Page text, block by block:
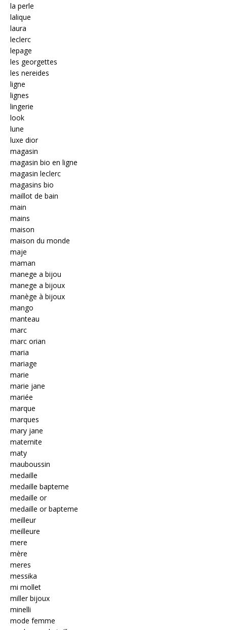
la perle
lalique
laura
leclerc
lepage
les georgettes
les nereides
ligne
lignes
lingerie
look
lune
luxe dior
magasin
magasin bio en ligne
magasin leclerc
magasins bio
maillot de bain
main
mains
maison
maison du monde
maje
maman
manege a bijou
manege a bijoux
manège à bijoux
mango
manteau
marc
marc orian
maria
mariage
marie
marie jane
mariée
marque
marques
mary jane
maternite
maty
mauboussin
medaille
medaille bapteme
medaille or
medaille or bapteme
meilleur
meilleure
mere
mère
meres
messika
mi mollet
miller bijoux
minelli
mode femme